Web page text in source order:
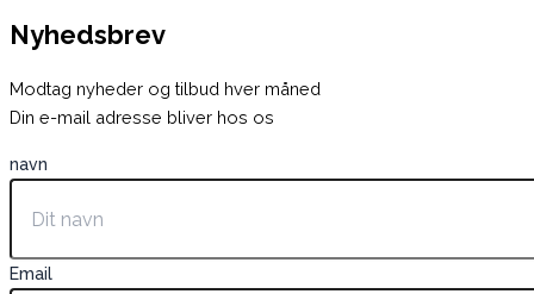
Nyhedsbrev
Modtag nyheder og tilbud hver måned
Din e-mail adresse bliver hos os
navn
Email